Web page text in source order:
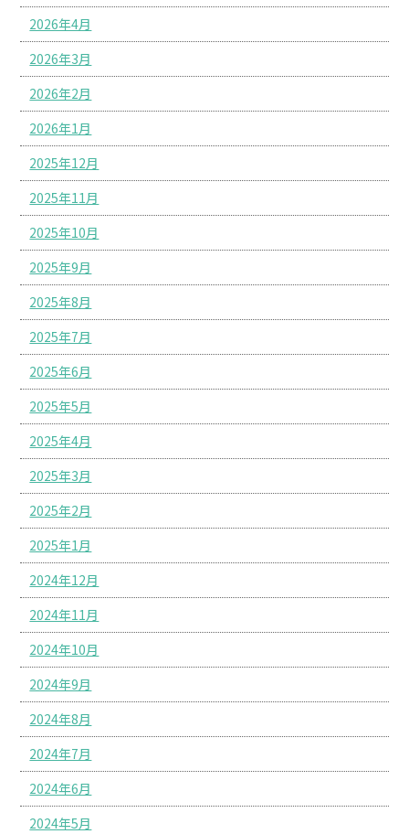
2026年4月
2026年3月
2026年2月
2026年1月
2025年12月
2025年11月
2025年10月
2025年9月
2025年8月
2025年7月
2025年6月
2025年5月
2025年4月
2025年3月
2025年2月
2025年1月
2024年12月
2024年11月
2024年10月
2024年9月
2024年8月
2024年7月
2024年6月
2024年5月